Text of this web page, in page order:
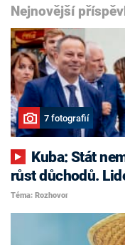
Nejnovější
7 fotografií
růst důchodů.
Téma: Rozhovor